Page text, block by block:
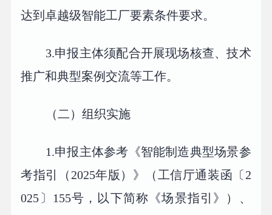
达到卓越级智能工厂要素条件要求。
3.申报主体须配合开展现场核查、技术
推广和典型案例交流等工作。
（二）组织实施
1.申报主体参考《智能制造典型场景参
考指引（2025年版）》（工信厅通装函〔2
025〕155号，以下简称《场景指引》）、